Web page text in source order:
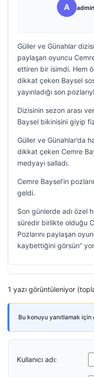
A admin
Güller ve Günahlar
paylaşan oyuncu
ettiren bir isimdi. Hem
dikkat çeken Baysel
yayınladığı son
Dizisinin sezon arası
Baysel bikinisini giyip
Güller ve Günahlar’da
dikkat çeken Cemre
medyayı salladı.
Cemre Baysel’in
geldi.
Son günlerde adı özel
süredir birlikte olduğu
Pozlarını paylaşan
kaybettiğini görsün”
1 yazı görüntüleniyor
Bu konuyu yanıtlamak için
Kullanıcı adı: